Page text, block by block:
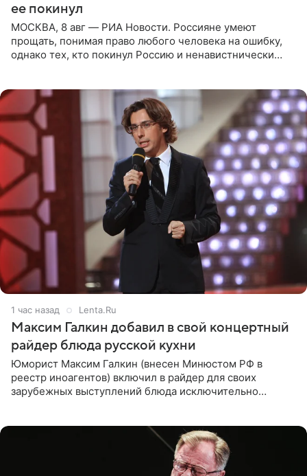
ее покинул
МОСКВА, 8 авг — РИА Новости. Россияне умеют
прощать, понимая право любого человека на ошибку,
однако тех, кто покинул Россию и ненавистнически
1 час назад Lenta.Ru
Максим Галкин добавил в свой концертный
райдер блюда русской кухни
Юморист Максим Галкин (внесен Минюстом РФ в
реестр иноагентов) включил в райдер для своих
зарубежных выступлений блюда исключительно